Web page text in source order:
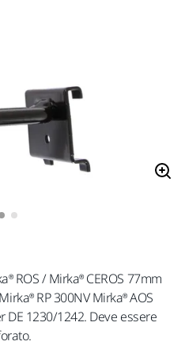
ROS / Mirka® CEROS 77mm
RP 300NV Mirka® AOS
DE 1230/1242. Deve essere